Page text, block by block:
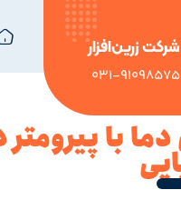
شرکت زرین‌افزار
031-91098575
با